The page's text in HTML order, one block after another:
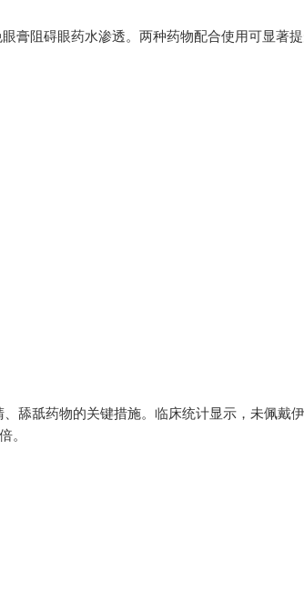
膏阻碍眼药水渗透。两种药物配合使用可显著
舔舐药物的关键措施。临床统计显示，未佩戴
。